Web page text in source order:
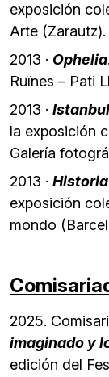
exposición
Arte (Zarautz).
2013 · Ophelia
Ruïnes – Pati
2013 ·
la exposición
Galería
2013 ·
exposición
mondo
2025.
imaginado y
edición del